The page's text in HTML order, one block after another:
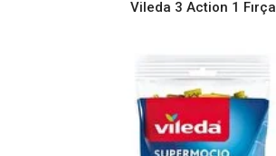
Vileda 3 Action 1 Fırça